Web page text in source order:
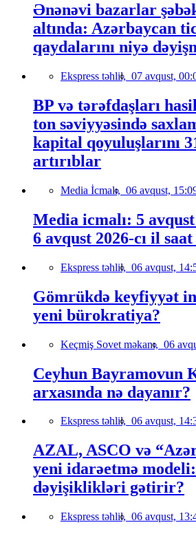
Ənənəvi bazarlar
altında: Azərbaycan
qaydalarını niyə
Ekspress təhlil, 07 avqust,
BP və tərəfdaşları
ton səviyyəsində
kapital qoyuluşlarını
artırıblar
Media İcmalı, 06 avqust,
Media icmalı: 5
6 avqust 2026-cı il
Ekspress təhlil, 06 avqust,
Gömrükdə keyfiyyət
yeni bürokratiya?
Keçmiş Sovet məkanı, 06
Ceyhun Bayramovun
arxasında nə dayanır?
Ekspress təhlil, 06 avqust,
AZAL, ASCO və
yeni idarəetmə
dəyişiklikləri gətirir?
Ekspress təhlil, 06 avqust,